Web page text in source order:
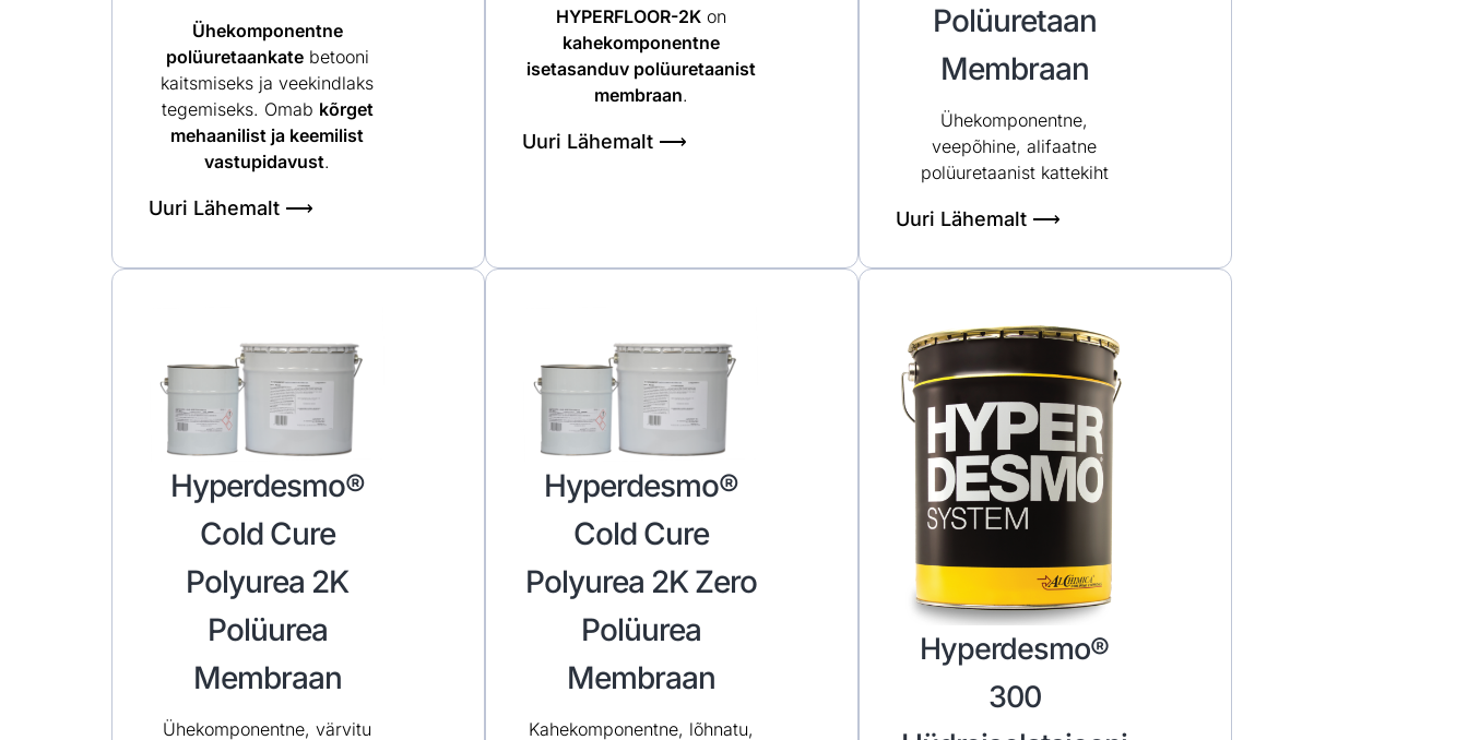
Ühekomponentne
polüuretaankatebetooni
kaitsmiseks ja veekindlaks
tegemiseks. Omab kõrget
mehaanilist ja keemilist
vastupidavust.
Uuri Lähemalt ⟶
HYPERFLOOR-2Kon
kahekomponentne
isetasanduv polüuretaanist
membraan.
Uuri Lähemalt ⟶
Polüuretaan
Membraan
Ühekomponentne,
veepõhine, alifaatne
polüuretaanist kattekiht
Uuri Lähemalt ⟶
Hyperdesmo®
Cold Cure
Polyurea 2K
Polüurea
Membraan
Ühekomponentne, värvitu
Hyperdesmo®
Cold Cure
Polyurea 2K Zero
Polüurea
Membraan
Kahekomponentne, lõhnatu,
Hyperdesmo®
300